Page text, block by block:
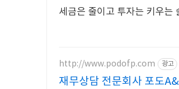
세금은 줄이고 투자는 키우는
http://www.podofp.com 광고
재무상담 전문회사 포도